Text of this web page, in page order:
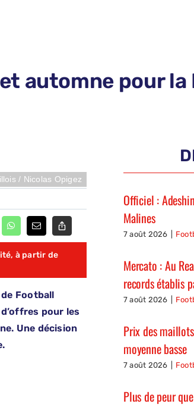
automne pour la
/ Nicolas Opigez
à partir de
Football
pour les
Une décision
Officiel :
Malines
7 août 2026
Mercato : Au
records établis
7 août 2026
Prix des
moyenne basse
7 août 2026
Plus de peur